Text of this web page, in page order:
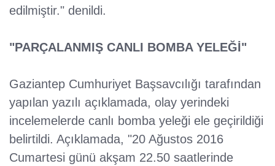
edilmiştir." denildi.
"PARÇALANMIŞ CANLI BOMBA YELEĞİ"
Gaziantep Cumhuriyet Başsavcılığı tarafından
yapılan yazılı açıklamada, olay yerindeki
incelemelerde canlı bomba yeleği ele geçirildiği
belirtildi. Açıklamada, "20 Ağustos 2016
Cumartesi günü akşam 22.50 saatlerinde